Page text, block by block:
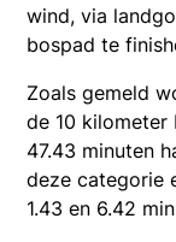
wind, via
bospad te
Zoals gemeld
de 10
47.43 minuten
deze categorie
1.43 en 6.42